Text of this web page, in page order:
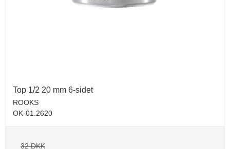
Top 1/2 20 mm 6-sidet
ROOKS
OK-01.2620
32 DKK